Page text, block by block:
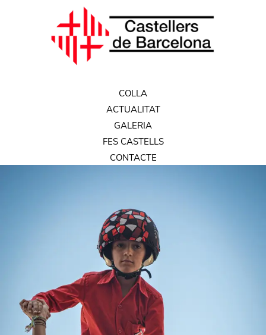
COLLA
ACTUALITAT
GALERIA
FES CASTELLS
CONTACTE